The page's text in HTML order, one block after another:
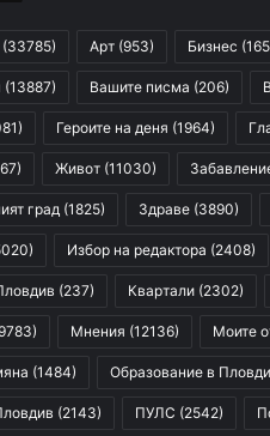
(33785) Арт (953) Бизнес
(13887) Вашите писма (206)
Героите на деня (1964)
Живот (11030)
град (1825) Здраве (3890)
Избор на редактора (2408)
(237) Квартали (2302)
Мнения (12136) Моите
(1484) Образование в
(2143) ПУЛС (2542)